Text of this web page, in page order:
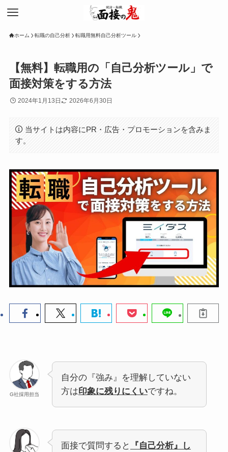
ホーム 転職の自己分析 転職用無料自己分析ツール
【無料】転職用の「自己分析ツール」で
面接対策をする方法
2024年1月13日 2026年6月30日
当サイトは内容にPR・広告・プロモーションを含みま
す。
G社採用担当
自分の『強み』を理解していない
方は印象に残りにくいですね。
面接で質問すると
『自己分析』し